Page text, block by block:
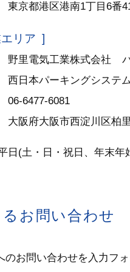
東京都港区港南1丁目6番
リア ]
野里電気工業株式会社
西日本パーキングシステ
06-6477-6081
大阪府大阪市西淀川区柏
日(土・日・祝日、年末
お問い合わせ
お問い合わせを入力フォ